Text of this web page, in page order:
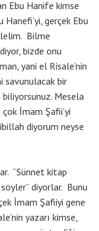
Ebu Hanife kimse
gerçek Ebu
Bilme
bizde onu
yani el Risale’nin
bir
Mesela
İmam Şafii’yi
diyorum neyse
“Sünnet kitap
diyorlar. Bunu
İmam Şafiiyi gene
yazarı kimse,